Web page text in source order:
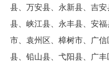
县、万安县、永新县、吉
县、峡江县、永丰县、安
市、袁州区、樟树市、广
县、铅山县、弋阳县、广